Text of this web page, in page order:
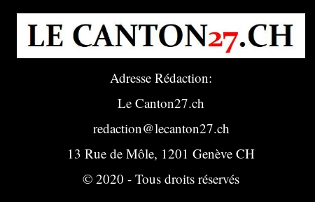
Adresse Rédaction:
Le Canton27.ch
redaction@lecanton27.ch
13 Rue de Môle, 1201 Genève CH
© 2020 - Tous droits réservés